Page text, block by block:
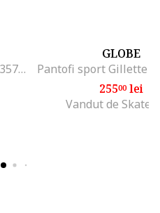
Pantofi sport barbati, 13963575, Piele naturala, Maro
GLOBE
25500lei
Vandut de